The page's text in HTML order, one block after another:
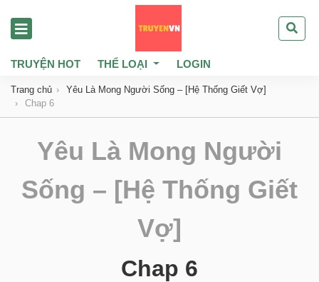
TRUYỆN HOT THỂ LOẠI LOGIN
Trang chủ
Yêu Là Mong Người Sống – [Hệ Thống Giết Vợ]
Chap 6
Yêu Là Mong Người
Sống – [Hệ Thống Giết
Vợ]
Chap 6